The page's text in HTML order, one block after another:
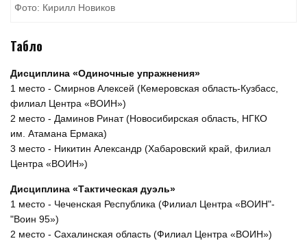
Фото: Кирилл Новиков
Табло
Дисциплина «Одиночные упражнения»
1 место - Смирнов Алексей (Кемеровская область-Кузбасс,
филиал Центра «ВОИН»)
2 место - Даминов Ринат (Новосибирская область, НГКО
им. Атамана Ермака)
3 место - Никитин Александр (Хабаровский край, филиал
Центра «ВОИН»)
Дисциплина «Тактическая дуэль»
1 место - Чеченская Республика (Филиал Центра «ВОИН"-
"Воин 95»)
2 место - Сахалинская область (Филиал Центра «ВОИН»)